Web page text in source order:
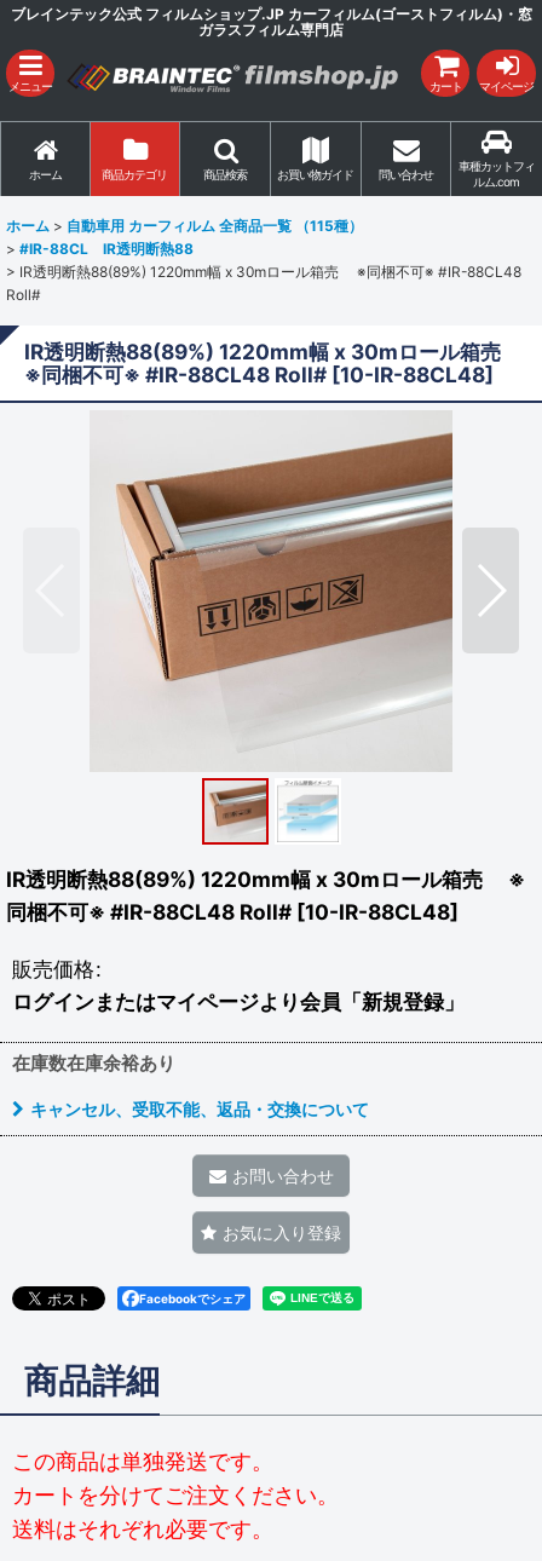
ブレインテック公式 フィルムショップ.JP カーフィルム(ゴーストフィルム)・窓
ガラスフィルム専門店
メニュー カート マイページ
ホーム 商品カテゴリ 商品検索 お買い物ガイド 問い合わせ
車種カットフィ
ルム.com
ホーム > 自動車用 カーフィルム 全商品一覧 （115種）
> #IR-88CL IR透明断熱88
> IR透明断熱88(89%) 1220mm幅 x 30mロール箱売 ※同梱不可※ #IR-88CL48
Roll#
IR透明断熱88(89%) 1220mm幅 x 30mロール箱売
※同梱不可※ #IR-88CL48 Roll# [10-IR-88CL48]
IR透明断熱88(89%) 1220mm幅 x 30mロール箱売 ※
同梱不可※ #IR-88CL48 Roll# [10-IR-88CL48]
販売価格:
ログインまたはマイページより会員「新規登録」
在庫数在庫余裕あり
キャンセル、受取不能、返品・交換について
お問い合わせ
お気に入り登録
Facebookでシェア
商品詳細
この商品は単独発送です。
カートを分けてご注文ください。
送料はそれぞれ必要です。